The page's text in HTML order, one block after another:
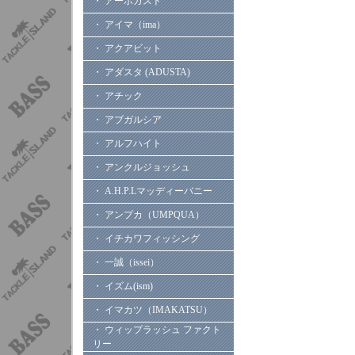
・ アイマ（ima）
・ アクアビット
・ アダスタ (ADUSTA)
・ アチック
・ アブガルシア
・ アルフハイト
・ アンクルジョッシュ
・ A.H.P.Lマッディーバニー
・ アンプカ（UMPQUA）
・ イチカワフィッシング
・ 一誠（issei）
・ イズム(ism)
・ イマカツ（IMAKATSU）
・ ウィップラッシュ ファクト
リー